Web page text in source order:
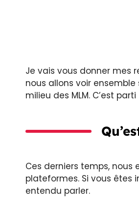
Je vais vous donner mes
nous allons voir
milieu des MLM. C’est parti
Ces derniers temps,
plateformes. Si vous êtes
entendu parler.